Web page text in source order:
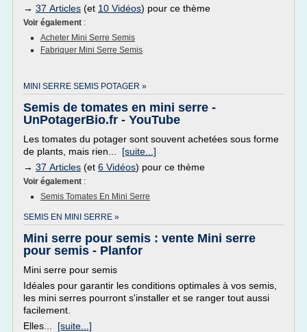
→ 37 Articles (et 10 Vidéos) pour ce thème
Voir également :
Acheter Mini Serre Semis
Fabriquer Mini Serre Semis
MINI SERRE SEMIS POTAGER »
Semis de tomates en mini serre -
UnPotagerBio.fr - YouTube
Les tomates du potager sont souvent achetées sous forme
de plants, mais rien... [suite...]
→ 37 Articles (et 6 Vidéos) pour ce thème
Voir également :
Semis Tomates En Mini Serre
SEMIS EN MINI SERRE »
Mini serre pour semis : vente Mini serre
pour semis - Planfor
Mini serre pour semis
Idéales pour garantir les conditions optimales à vos semis,
les mini serres pourront s'installer et se ranger tout aussi
facilement.
Elles... [suite...]